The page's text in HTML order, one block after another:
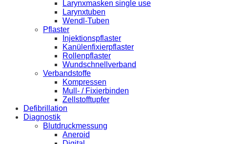
Larynxmasken single use
Larynxtuben
Wendl-Tuben
Pflaster
Injektionspflaster
Kanülenfixierpflaster
Rollenpflaster
Wundschnellverband
Verbandstoffe
Kompressen
Mull- / Fixierbinden
Zellstofftupfer
Defibrillation
Diagnostik
Blutdruckmessung
Aneroid